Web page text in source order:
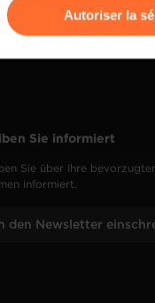
Autoriser la
Sie informiert
Sie über Ihre
informiert.
den Newsletter